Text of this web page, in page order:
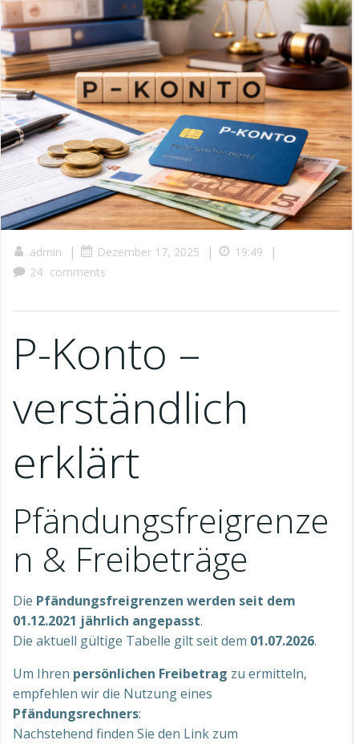
admin | Dezember 17, 2025 | 19:49 |
24 comments
P-Konto –
verständlich
erklärt
Pfändungsfreigrenze
n & Freibeträge
Die Pfändungsfreigrenzen werden seit dem
01.12.2021 jährlich angepasst.
Die aktuell gültige Tabelle gilt seit dem 01.07.2026.
Um Ihren persönlichen Freibetrag zu ermitteln,
empfehlen wir die Nutzung eines
Pfändungsrechners:
Nachstehend finden Sie den Link zum